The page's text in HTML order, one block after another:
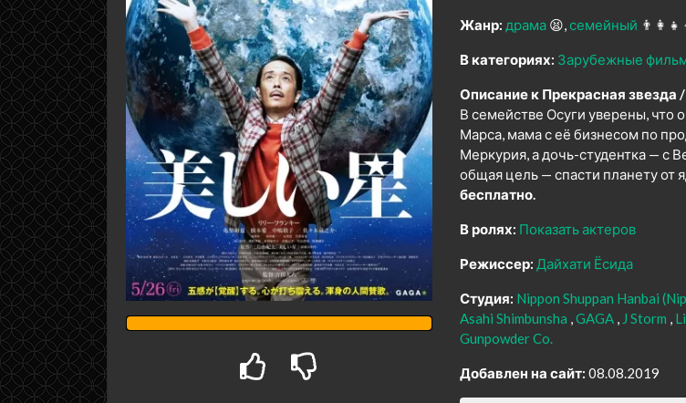
Жанр: драма 😫 семейный
В категориях: Зарубежные
Описание к Прекрасная звезда
В семействе Осуги уверены, что
Марса, мама с её бизнесом по
Меркурия, а дочь-студентка — с
общая цель — спасти планету от
бесплатно.
В ролях: Показать актеров
Режиссер: Дайхати Ёсида
Студия: Nippon Shuppan Hanbai
Asahi Shimbunsha GAGA J Storm
Gunpowder Co.
Добавлен на сайт: 08.08.2019